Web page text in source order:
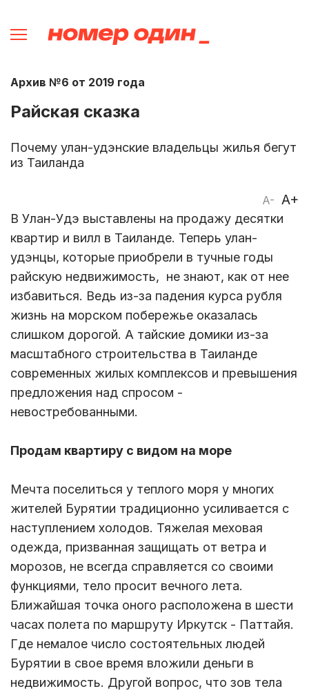
Архив №6 от 2019 года
Райская сказка
Почему улан-удэнские владельцы жилья бегут
из Таиланда
A- A+
В Улан-Удэ выставлены на продажу десятки
квартир и вилл в Таиланде. Теперь улан-
удэнцы, которые приобрели в тучные годы
райскую недвижимость, не знают, как от нее
избавиться. Ведь из-за падения курса рубля
жизнь на морском побережье оказалась
слишком дорогой. А тайские домики из-за
масштабного строительства в Таиланде
современных жилых комплексов и превышения
предложения над спросом -
невостребованными.
Продам квартиру с видом на море
Мечта поселиться у теплого моря у многих
жителей Бурятии традиционно усиливается с
наступлением холодов. Тяжелая меховая
одежда, призванная защищать от ветра и
морозов, не всегда справляется со своими
функциями, тело просит вечного лета.
Ближайшая точка оного расположена в шести
часах полета по маршруту Иркутск - Паттайя.
Где немалое число состоятельных людей
Бурятии в свое время вложили деньги в
недвижимость. Другой вопрос, что зов тела